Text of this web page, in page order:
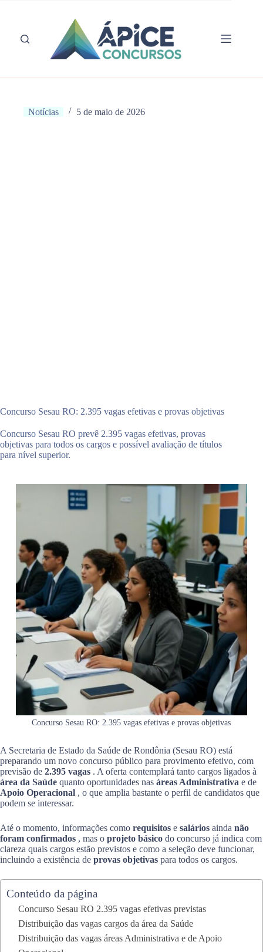
conteúdo
Notícias 5 de maio de 2026
Concurso Sesau RO: 2.395 vagas efetivas e provas objetivas
Concurso Sesau RO prevê 2.395 vagas efetivas, provas
objetivas para todos os cargos e possível avaliação de títulos
para nível superior.
Concurso Sesau RO: 2.395 vagas efetivas e provas objetivas
A Secretaria de Estado da Saúde de Rondônia (Sesau RO) está
preparando um novo concurso público para provimento efetivo, com
previsão de 2.395 vagas . A oferta contemplará tanto cargos ligados à
área da Saúde quanto oportunidades nas áreas Administrativa e de
Apoio Operacional , o que amplia bastante o perfil de candidatos que
podem se interessar.
Até o momento, informações como requisitos e salários ainda não
foram confirmados , mas o projeto básico do concurso já indica com
clareza quais cargos estão previstos e como a seleção deve funcionar,
incluindo a existência de provas objetivas para todos os cargos.
Conteúdo da página
Concurso Sesau RO 2.395 vagas efetivas previstas
Distribuição das vagas cargos da área da Saúde
Distribuição das vagas áreas Administrativa e de Apoio